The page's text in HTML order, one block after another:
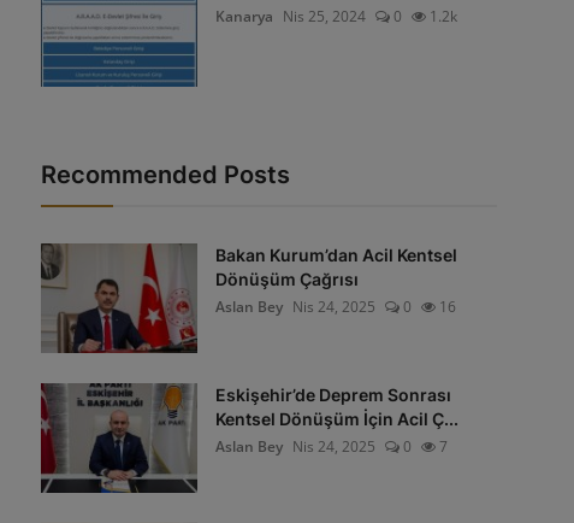
Kanarya Nis 25, 2024 0 1.2k
Recommended Posts
Bakan Kurum’dan Acil Kentsel
Dönüşüm Çağrısı
Aslan Bey Nis 24, 2025 0 16
Eskişehir’de Deprem Sonrası
Kentsel Dönüşüm İçin Acil Ç...
Aslan Bey Nis 24, 2025 0 7